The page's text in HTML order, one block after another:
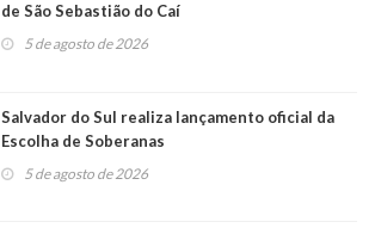
de São Sebastião do Caí
5 de agosto de 2026
Salvador do Sul realiza lançamento oficial da
Escolha de Soberanas
5 de agosto de 2026